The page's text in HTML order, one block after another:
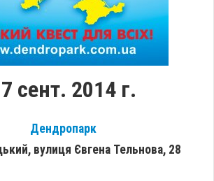
сент. 2014 г.
Дендропарк
вулиця Євгена Тельнова, 28